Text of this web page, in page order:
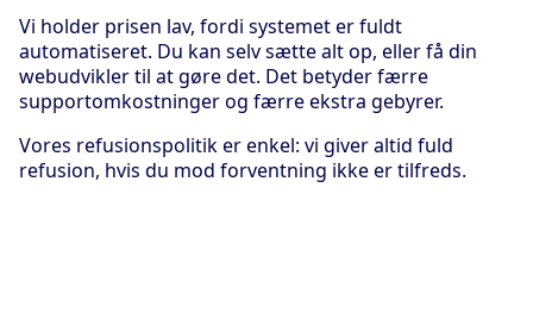
Vi holder prisen lav, fordi systemet er fuldt
automatiseret. Du kan selv sætte alt op, eller få din
webudvikler til at gøre det. Det betyder færre
supportomkostninger og færre ekstra gebyrer.
Vores refusionspolitik er enkel: vi giver altid fuld
refusion, hvis du mod forventning ikke er tilfreds.